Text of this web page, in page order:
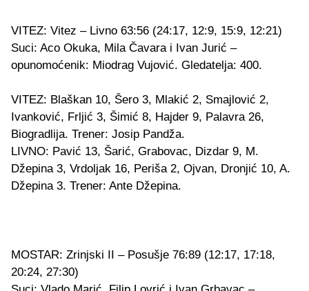
VITEZ: Vitez – Livno 63:56 (24:17, 12:9, 15:9, 12:21)
Suci: Aco Okuka, Mila Čavara i Ivan Jurić –
opunomoćenik: Miodrag Vujović. Gledatelja: 400.
VITEZ: Blaškan 10, Šero 3, Mlakić 2, Smajlović 2,
Ivanković, Frljić 3, Šimić 8, Hajder 9, Palavra 26,
Biogradlija. Trener: Josip Pandža.
LIVNO: Pavić 13, Šarić, Grabovac, Dizdar 9, M.
Džepina 3, Vrdoljak 16, Periša 2, Ojvan, Dronjić 10, A.
Džepina 3. Trener: Ante Džepina.
MOSTAR: Zrinjski II – Posušje 76:89 (12:17, 17:18,
20:24, 27:30)